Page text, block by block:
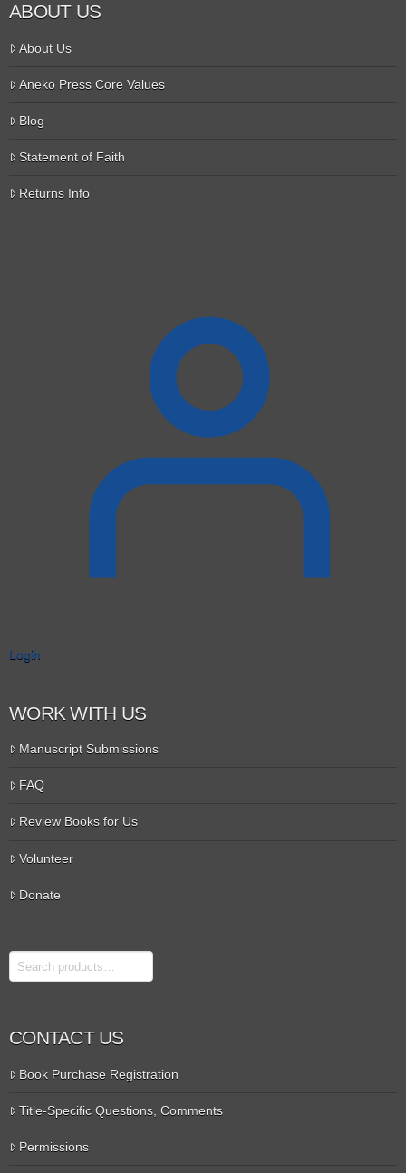
ABOUT US
About Us
Aneko Press Core Values
Blog
Statement of Faith
Returns Info
Login
WORK WITH US
Manuscript Submissions
FAQ
Review Books for Us
Volunteer
Donate
Search
CONTACT US
Book Purchase Registration
Title-Specific Questions, Comments
Permissions